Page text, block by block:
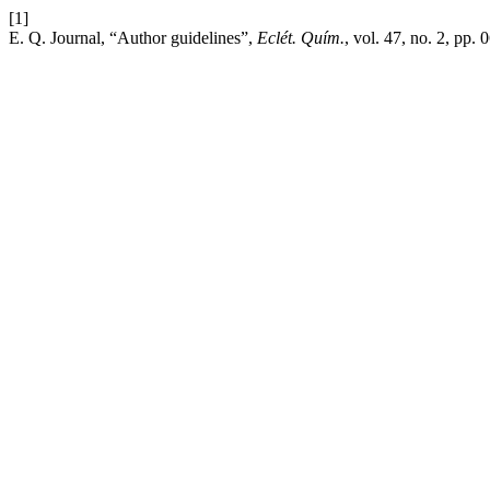
[1]
E. Q. Journal, “Author guidelines”, Eclét. Quím., vol. 47, no. 2, pp.